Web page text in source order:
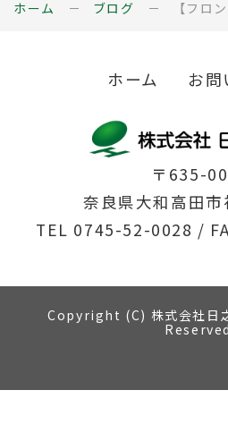
ホーム ブログ 【フロ
ホーム お問
〒635-
奈良県大和高田
TEL 0745-52-0028 /
Copyright (C) 株式会社日